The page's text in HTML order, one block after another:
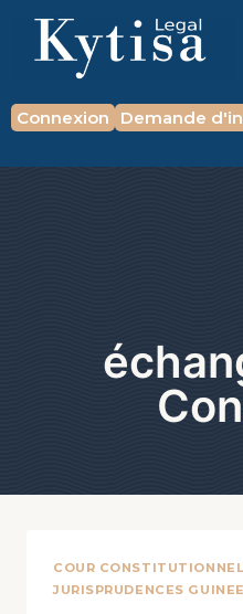
Connexion Demande
COUR
JURISPRUDENCES GUINEE